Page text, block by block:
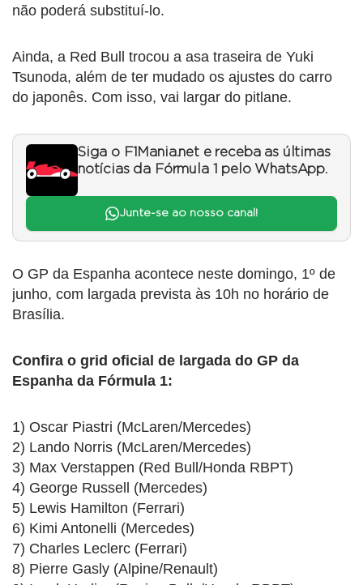
não poderá substituí-lo.
Ainda, a Red Bull trocou a asa traseira de Yuki
Tsunoda, além de ter mudado os ajustes do carro
do japonês. Com isso, vai largar do pitlane.
Siga o F1Mania.net e receba as últimas
notícias da Fórmula 1 pelo WhatsApp.
Junte-se ao nosso canal!
O GP da Espanha acontece neste domingo, 1º de
junho, com largada prevista às 10h no horário de
Brasília.
Confira o grid oficial de largada do GP da
Espanha da Fórmula 1:
1) Oscar Piastri (McLaren/Mercedes)
2) Lando Norris (McLaren/Mercedes)
3) Max Verstappen (Red Bull/Honda RBPT)
4) George Russell (Mercedes)
5) Lewis Hamilton (Ferrari)
6) Kimi Antonelli (Mercedes)
7) Charles Leclerc (Ferrari)
8) Pierre Gasly (Alpine/Renault)